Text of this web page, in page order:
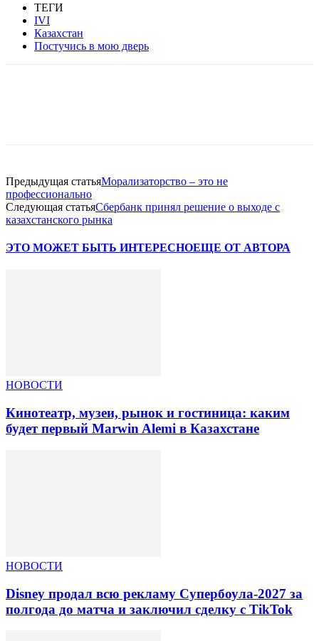
ТЕГИ
IVI
Казахстан
Постучись в мою дверь
Предыдущая статьяМорализаторство – это не
профессионально
Следующая статьяСбербанк принял решение о выходе с
казахстанского рынка
ЭТО МОЖЕТ БЫТЬ ИНТЕРЕСНОЕЩЕ ОТ АВТОРА
НОВОСТИ
Кинотеатр, музеи, рынок и гостиница: каким
будет первый Marwin Alemi в Казахстане
НОВОСТИ
Disney продал всю рекламу Супербоула-2027 за
полгода до матча и заключил сделку с TikTok